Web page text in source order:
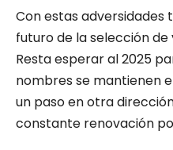
Con estas
futuro de la selección
Resta esperar al 2025
nombres se mantienen
un paso en otra
constante renovación